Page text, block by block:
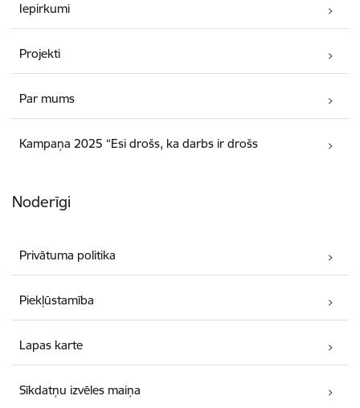
Iepirkumi
Projekti
Par mums
Kampaņa 2025 “Esi drošs, ka darbs ir drošs
Noderīgi
Privātuma politika
Piekļūstamība
Lapas karte
Sīkdatņu izvēles maiņa